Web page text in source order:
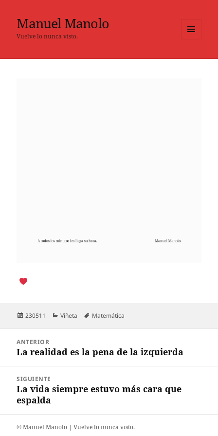
Manuel Manolo
Vuelve lo nunca visto.
WIDGETS
Publicado
230511 Categorías
Viñeta Etiquetas
Matemática
entradas
ANTERIOR
Entrada
La realidad es la pena de la izquierda
SIGUIENTE
Entrada
siguiente:
La vida siempre estuvo más cara que
espalda
©️ Manuel Manolo | Vuelve lo nunca visto.